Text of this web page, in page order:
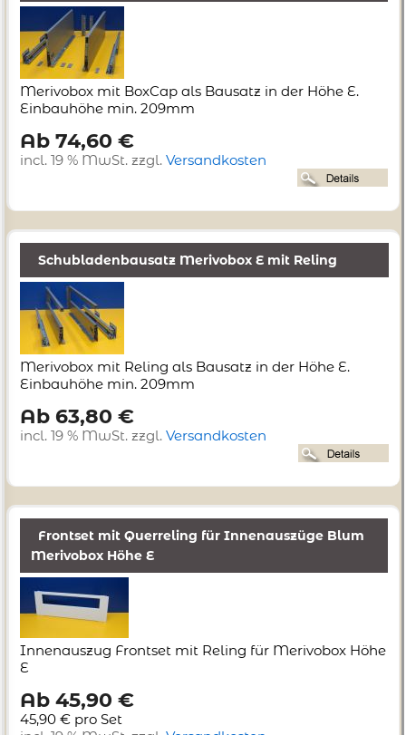
Merivobox mit BoxCap als Bausatz in der Höhe E.
Einbauhöhe min. 209mm
Ab 74,60 €
incl. 19 % MwSt. zzgl. Versandkosten
Schubladenbausatz Merivobox E mit Reling
Merivobox mit Reling als Bausatz in der Höhe E.
Einbauhöhe min. 209mm
Ab 63,80 €
incl. 19 % MwSt. zzgl. Versandkosten
Frontset mit Querreling für Innenauszüge Blum
Merivobox Höhe E
Innenauszug Frontset mit Reling für Merivobox Höhe
E
Ab 45,90 €
45,90 € pro Set